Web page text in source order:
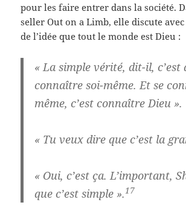
pour les faire entrer dans la société.
seller Out on a Limb, elle discute
de l’idée que tout le monde est Dieu :
« La simple vérité, dit-il, c’est
connaître soi-même. Et se
même, c’est connaître Dieu ».
« Tu veux dire que c’est la
« Oui, c’est ça. L’important,
que c’est simple ».17